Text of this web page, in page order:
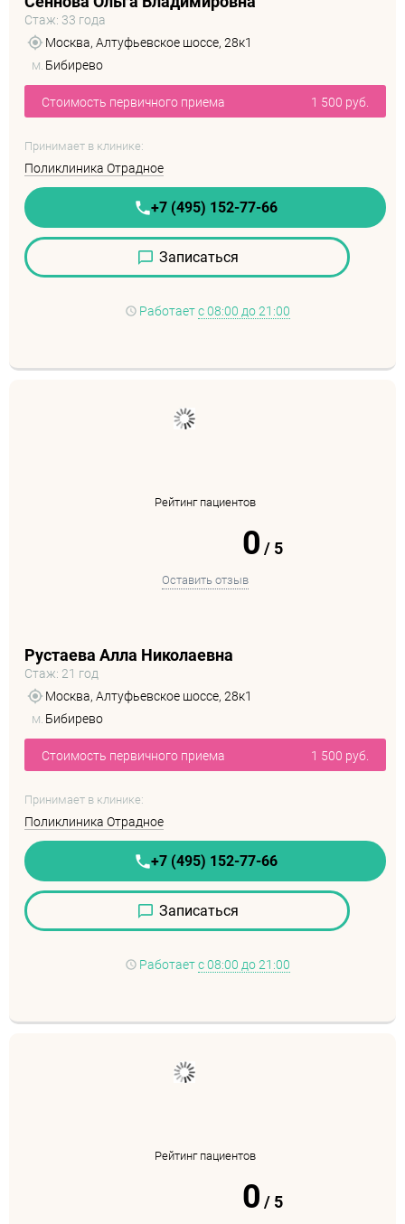
Стаж: 33 года
Москва, Алтуфьевское шоссе, 28к1
м. Бибирево
Стоимость первичного приема 1 500 руб.
Принимает в клинике:
Поликлиника Отрадное
+7 (495) 152-77-66
Записаться
Работает с 08:00 до 21:00
Рейтинг пациентов
0 /5
Оставить отзыв
Рустаева Алла Николаевна
Стаж: 21 год
Москва, Алтуфьевское шоссе, 28к1
м. Бибирево
Стоимость первичного приема 1 500 руб.
Принимает в клинике:
Поликлиника Отрадное
+7 (495) 152-77-66
Записаться
Работает с 08:00 до 21:00
Рейтинг пациентов
0 /5